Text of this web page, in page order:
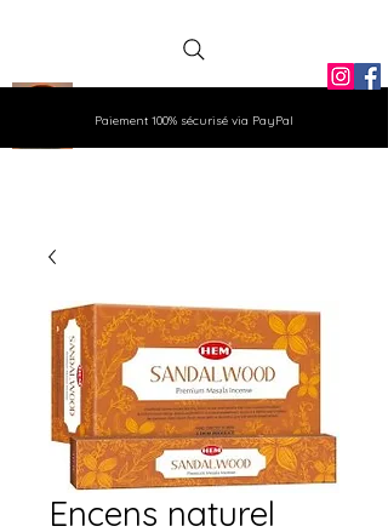
Aux Gemmes
Paiement 100% sécurisé via PayPal
Encens naturel